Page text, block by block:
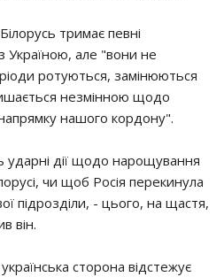
тримає певні
Україною, але "вони не
ротуються, замінюються
незмінною щодо
нашого кордону".
ударні дії щодо нарощування
чи щоб Росія перекинула
підрозділи, - цього, на щастя,
він.
сторона відстежує